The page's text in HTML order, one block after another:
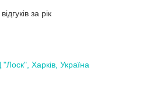
за рік
Харків, Україна